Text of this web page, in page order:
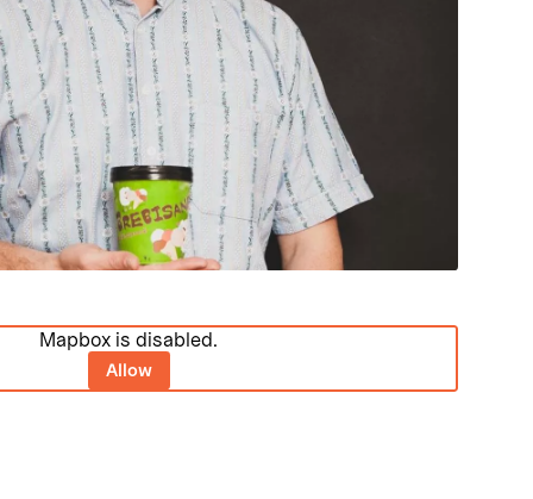
Mapbox is disabled.
Allow